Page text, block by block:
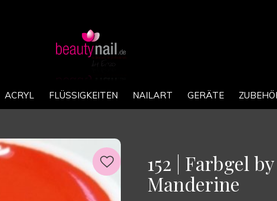
ACRYL FLÜSSIGKEITEN NAILART GERÄTE
152 | Farbgel
Manderine